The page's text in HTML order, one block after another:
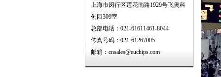
上海市闵行区莲花南路1929号飞奥科
创园309室
总部电话：021-61611461-8044
传真号码：021-61267005
邮箱：cnsales@euchips.com